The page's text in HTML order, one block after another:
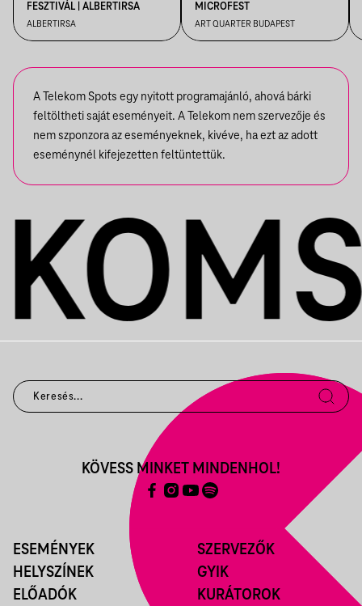
FESZTIVÁL | ALBERTIRSA
ALBERTIRSA
MICROFEST
ART QUARTER BUDAPEST
A Telekom Spots egy nyitott programajánló, ahová bárki
feltöltheti saját eseményeit. A Telekom nem szervezője és
nem szponzora az eseményeknek, kivéve, ha ezt az adott
eseménynél kifejezetten feltüntettük.
ESEMÉNYEK
HELYSZÍNEK
ELŐADÓK
SZERVEZŐK
GYIK
KURÁTOROK
KÖVESS MINKET MINDENHOL!